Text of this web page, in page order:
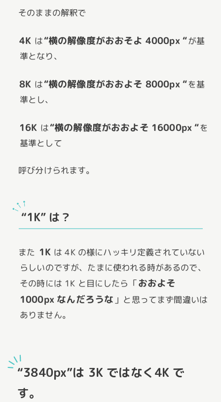
そのままの解釈で
4K は“横の解像度がおおそよ 4000px “が基
準となり、
8K は“横の解像度がおおよそ 8000px “を基
準とし、
16K は“横の解像度がおおよそ 16000px “を
基準として
呼び分けられます。
“1K” は？
また 1K は 4K の様にハッキリ定義されていない
らしいのですが、たまに使われる時があるので、
その時には 1K と目にしたら「おおよそ
1000px なんだろうな 」と思ってまず間違いは
ありません。
“3840px”は 3K ではなく4K で
す。